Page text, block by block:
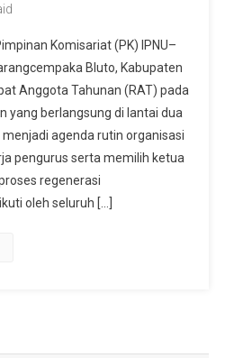
Komisariat (PK) IPNU–
Bluto, Kabupaten
Anggota Tahunan (RAT) pada
yang berlangsung di lantai dua
agenda rutin organisasi
pengurus serta memilih ketua
regenerasi
oleh seluruh […]